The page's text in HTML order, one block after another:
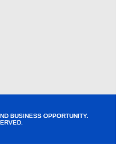
BUSINESS OPPORTUNITY.